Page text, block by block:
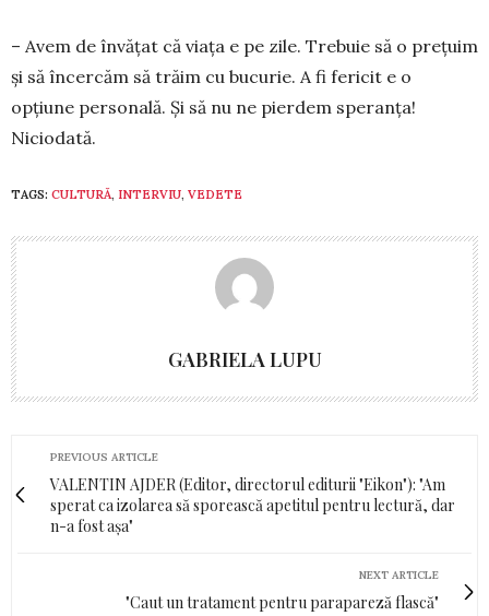
– Avem de învățat că viața e pe zile. Trebuie să o prețuim
și să încercăm să trăim cu bucurie. A fi fe­­­ricit e o
opțiune personală. Și să nu ne pierdem spe­­ranța!
Niciodată.
TAGS: CULTURĂ, INTERVIU, VEDETE
GABRIELA LUPU
PREVIOUS ARTICLE
VALENTIN AJDER (Editor, directorul editurii "Eikon"): "Am
sperat ca izolarea să sporească apetitul pentru lectură, dar
n-a fost așa"
NEXT ARTICLE
"Caut un tratament pentru parapareză flască"